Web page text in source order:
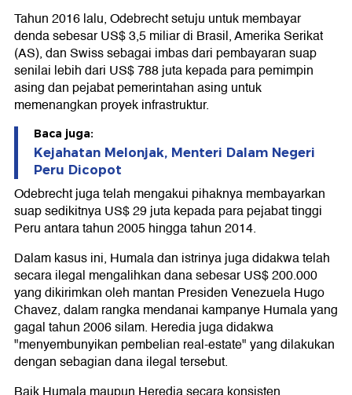
Tahun 2016 lalu, Odebrecht setuju untuk membayar
denda sebesar US$ 3,5 miliar di Brasil, Amerika Serikat
(AS), dan Swiss sebagai imbas dari pembayaran suap
senilai lebih dari US$ 788 juta kepada para pemimpin
asing dan pejabat pemerintahan asing untuk
memenangkan proyek infrastruktur.
Baca juga:
Kejahatan Melonjak, Menteri Dalam Negeri
Peru Dicopot
Odebrecht juga telah mengakui pihaknya membayarkan
suap sedikitnya US$ 29 juta kepada para pejabat tinggi
Peru antara tahun 2005 hingga tahun 2014.
Dalam kasus ini, Humala dan istrinya juga didakwa telah
secara ilegal mengalihkan dana sebesar US$ 200.000
yang dikirimkan oleh mantan Presiden Venezuela Hugo
Chavez, dalam rangka mendanai kampanye Humala yang
gagal tahun 2006 silam. Heredia juga didakwa
"menyembunyikan pembelian real-estate" yang dilakukan
dengan sebagian dana ilegal tersebut.